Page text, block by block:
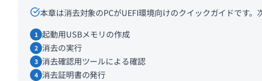
本章は消去対象のPCがUEFI環境向けのクイックガイドです。
1 起動用USBメモリの作成
2 消去の実行
3 消去確認用ツールによる確認
4 消去証明書の発行